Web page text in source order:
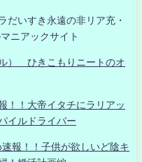
だいすき永遠の非リア充・
ニアックサイト
） ひきこもりニートのオ
！！大帝イタチにラリアッ
イルドライバー
報！！子供が欲しいど陰キ